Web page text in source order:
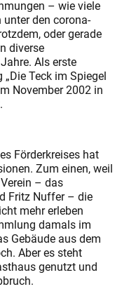
– wie viele
den corona-
oder gerade
diverse
Als erste
Teck im Spiegel
November 2002 in
Förderkreises hat
Zum einen, weil
– das
Fritz Nuffer – die
mehr erleben
damals im
Gebäude aus dem
Aber es steht
genutzt und